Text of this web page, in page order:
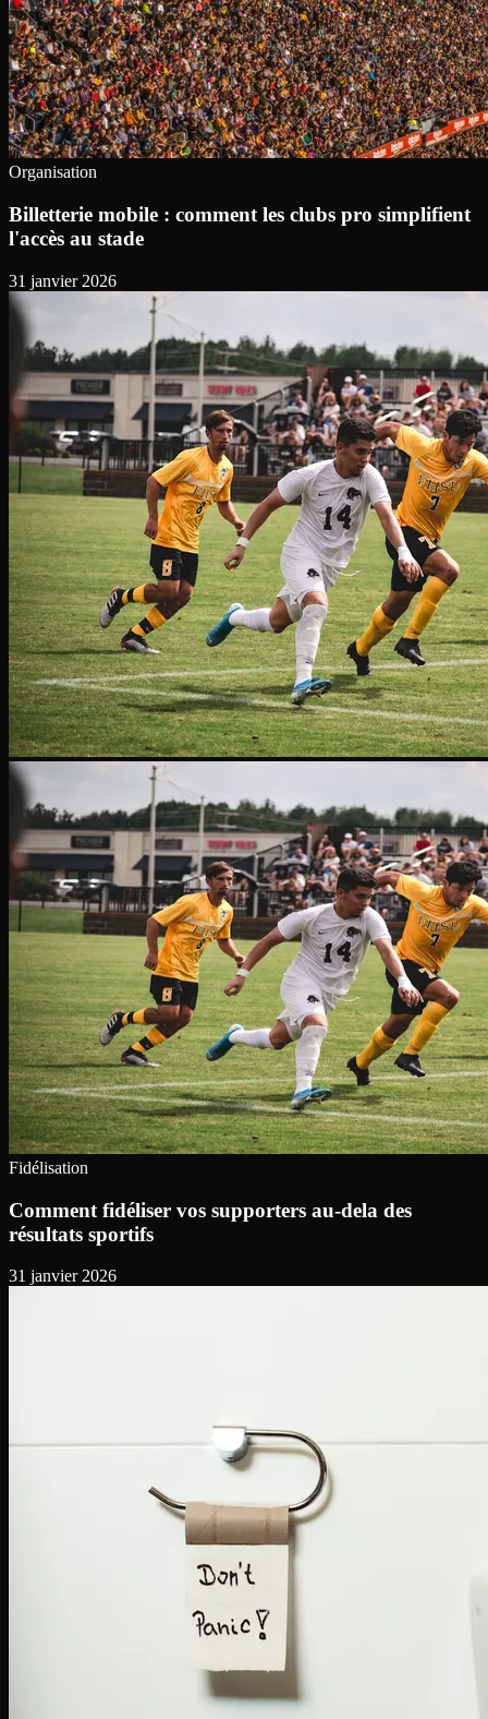
Organisation
Billetterie mobile : comment les clubs pro simplifient
l'accès au stade
31 janvier 2026
Fidélisation
Comment fidéliser vos supporters au-dela des
résultats sportifs
31 janvier 2026